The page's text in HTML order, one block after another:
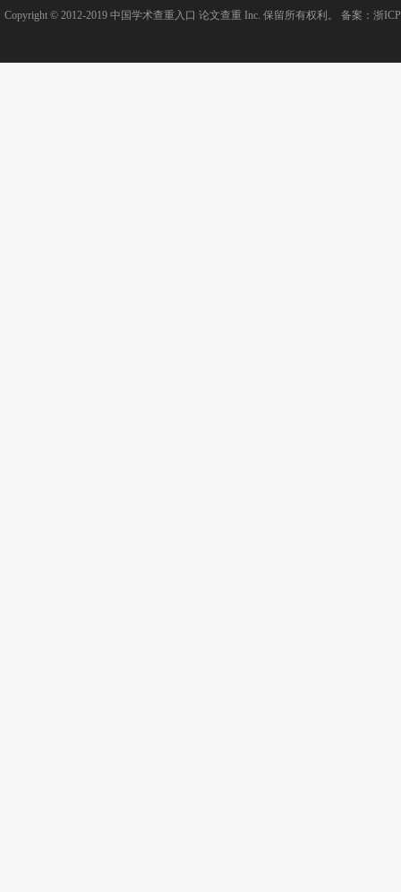
Copyright © 2012-2019 中国学术查重入口 论文查重 Inc. 保留所有权利。 备案： 浙